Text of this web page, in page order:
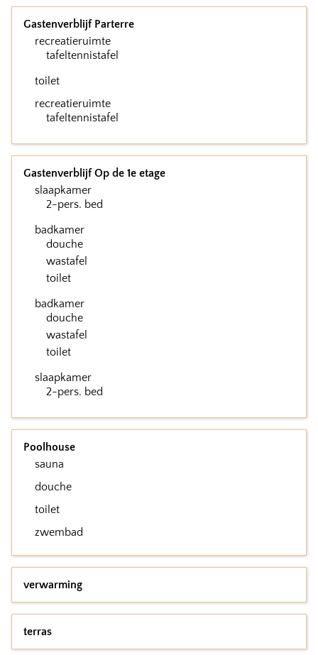
Gastenverblijf Parterre
recreatieruimte
tafeltennistafel
toilet
recreatieruimte
tafeltennistafel
Gastenverblijf Op de 1e etage
slaapkamer
2-pers. bed
badkamer
douche
wastafel
toilet
badkamer
douche
wastafel
toilet
slaapkamer
2-pers. bed
Poolhouse
sauna
douche
toilet
zwembad
verwarming
terras